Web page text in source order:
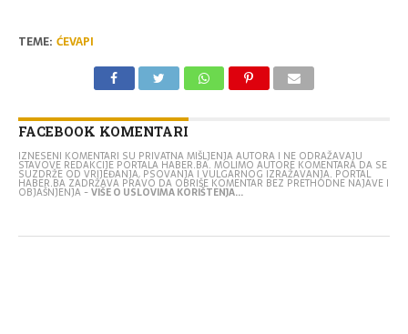
TEME: ĆEVAPI
FACEBOOK KOMENTARI
IZNESENI KOMENTARI SU PRIVATNA MIŠLJENJA AUTORA I NE ODRAŽAVAJU
STAVOVE REDAKCIJE PORTALA HABER.BA. MOLIMO AUTORE KOMENTARA DA SE
SUZDRŽE OD VRIJEĐANJA, PSOVANJA I VULGARNOG IZRAŽAVANJA. PORTAL
HABER.BA ZADRŽAVA PRAVO DA OBRIŠE KOMENTAR BEZ PRETHODNE NAJAVE I
OBJAŠNJENJA -VIŠE O USLOVIMA KORIŠTENJA...